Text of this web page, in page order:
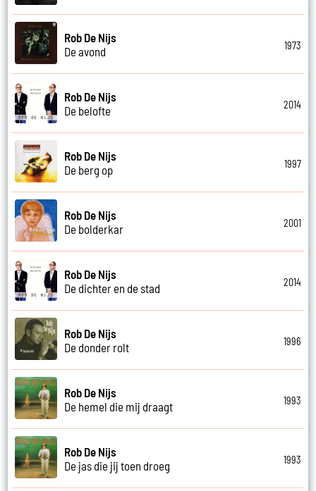
Rob De Nijs
De avond
1973
Rob De Nijs
De belofte
2014
Rob De Nijs
De berg op
1997
Rob De Nijs
De bolderkar
2001
Rob De Nijs
De dichter en de stad
2014
Rob De Nijs
De donder rolt
1996
Rob De Nijs
De hemel die mij draagt
1993
Rob De Nijs
De jas die jij toen droeg
1993